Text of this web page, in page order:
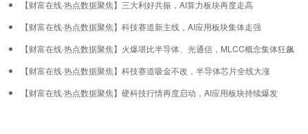
【财富在线·热点数据聚焦】三大利好共振，AI算力板块再度走高
【财富在线·热点数据聚焦】科技赛道新主线，AI应用板块集体走强
【财富在线·热点数据聚焦】火爆堪比半导体、光通信，MLCC概念集体狂飙
【财富在线·热点数据聚焦】科技赛道吸金不改，半导体芯片全线大涨
【财富在线·热点数据聚焦】硬科技行情再度启动，AI应用板块持续爆发